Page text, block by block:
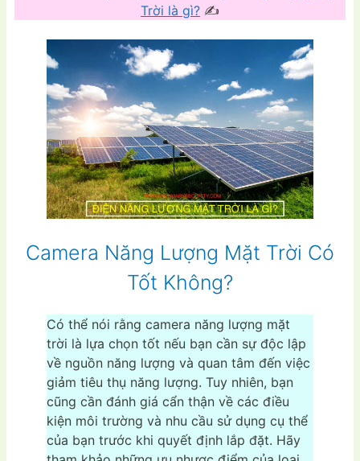
Trời là gì? ✍
Camera Năng Lượng Mặt Trời Có
Tốt Không?
Có thể nói rằng camera năng lượng mặt
trời là lựa chọn tốt nếu bạn cần sự độc lập
về nguồn năng lượng và quan tâm đến việc
giảm tiêu thụ năng lượng. Tuy nhiên, bạn
cũng cần đánh giá cẩn thận về các điều
kiện môi trường và nhu cầu sử dụng cụ thể
của bạn trước khi quyết định lắp đặt. Hãy